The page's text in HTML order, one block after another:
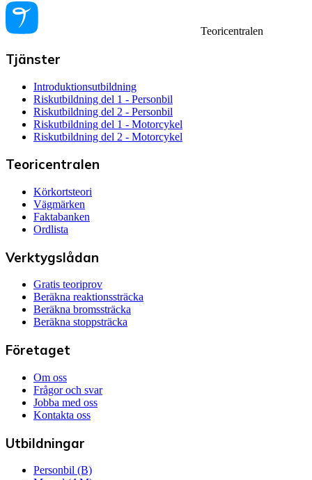
Teoricentralen
Tjänster
Introduktionsutbildning
Riskutbildning del 1 - Personbil
Riskutbildning del 2 - Personbil
Riskutbildning del 1 - Motorcykel
Riskutbildning del 2 - Motorcykel
Teoricentralen
Körkortsteori
Vägmärken
Faktabanken
Ordlista
Verktygslådan
Gratis teoriprov
Beräkna reaktionssträcka
Beräkna bromssträcka
Beräkna stoppsträcka
Företaget
Om oss
Frågor och svar
Jobba med oss
Kontakta oss
Utbildningar
Personbil (B)